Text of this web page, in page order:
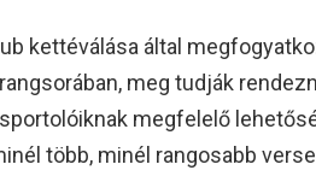
kettéválása által
meg tudják
megfelelő
több, minél rangosabb